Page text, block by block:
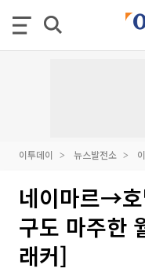
이투데이 뉴스발전소
네이마르→
구도 마주한
래커]